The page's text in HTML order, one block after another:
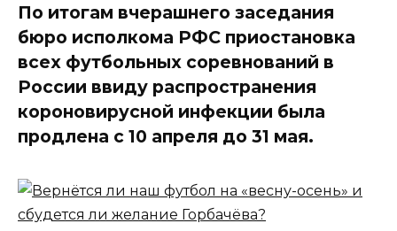
По итогам вчерашнего заседания
бюро исполкома РФС приостановка
всех футбольных соревнований в
России ввиду распространения
короновирусной инфекции была
продлена с 10 апреля до 31 мая.